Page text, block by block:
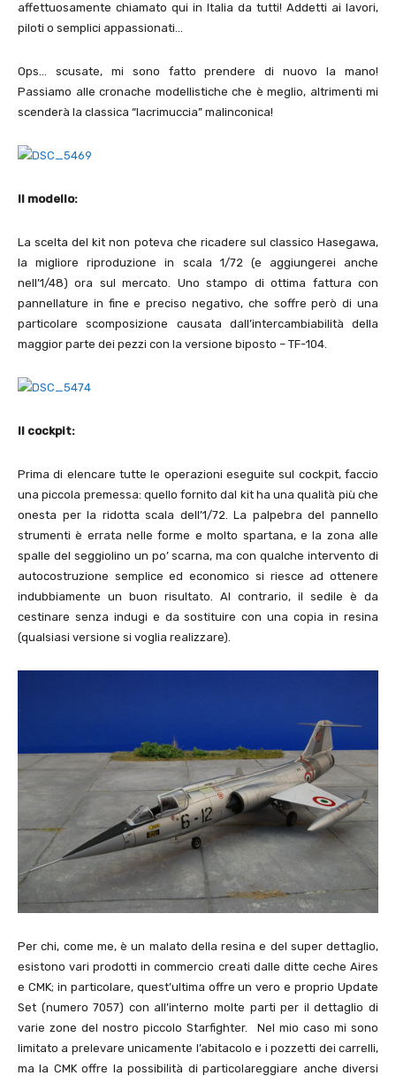
affettuosamente chiamato qui in Italia da tutti! Addetti ai lavori,
piloti o semplici appassionati…
Ops… scusate, mi sono fatto prendere di nuovo la mano!
Passiamo alle cronache modellistiche che è meglio, altrimenti mi
scenderà la classica “lacrimuccia” malinconica!
Il modello:
La scelta del kit non poteva che ricadere sul classico Hasegawa,
la migliore riproduzione in scala 1/72 (e aggiungerei anche
nell’1/48) ora sul mercato. Uno stampo di ottima fattura con
pannellature in fine e preciso negativo, che soffre però di una
particolare scomposizione causata dall’intercambiabilità della
maggior parte dei pezzi con la versione biposto – TF-104.
Il cockpit:
Prima di elencare tutte le operazioni eseguite sul cockpit, faccio
una piccola premessa: quello fornito dal kit ha una qualità più che
onesta per la ridotta scala dell’1/72. La palpebra del pannello
strumenti è errata nelle forme e molto spartana, e la zona alle
spalle del seggiolino un po’ scarna, ma con qualche intervento di
autocostruzione semplice ed economico si riesce ad ottenere
indubbiamente un buon risultato. Al contrario, il sedile è da
cestinare senza indugi e da sostituire con una copia in resina
(qualsiasi versione si voglia realizzare).
Per chi, come me, è un malato della resina e del super dettaglio,
esistono vari prodotti in commercio creati dalle ditte ceche Aires
e CMK; in particolare, quest’ultima offre un vero e proprio Update
Set (numero 7057) con all’interno molte parti per il dettaglio di
varie zone del nostro piccolo Starfighter. Nel mio caso mi sono
limitato a prelevare unicamente l’abitacolo e i pozzetti dei carrelli,
ma la CMK offre la possibilità di particolareggiare anche diversi